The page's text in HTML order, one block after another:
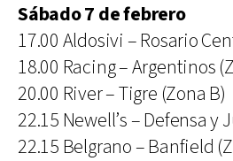
Sábado 7 de febrero
17.00 Aldosivi – Rosario
18.00 Racing – Argentinos
20.00 River – Tigre (Zona B)
22.15 Newell’s – Defensa y
22.15 Belgrano – Banfield